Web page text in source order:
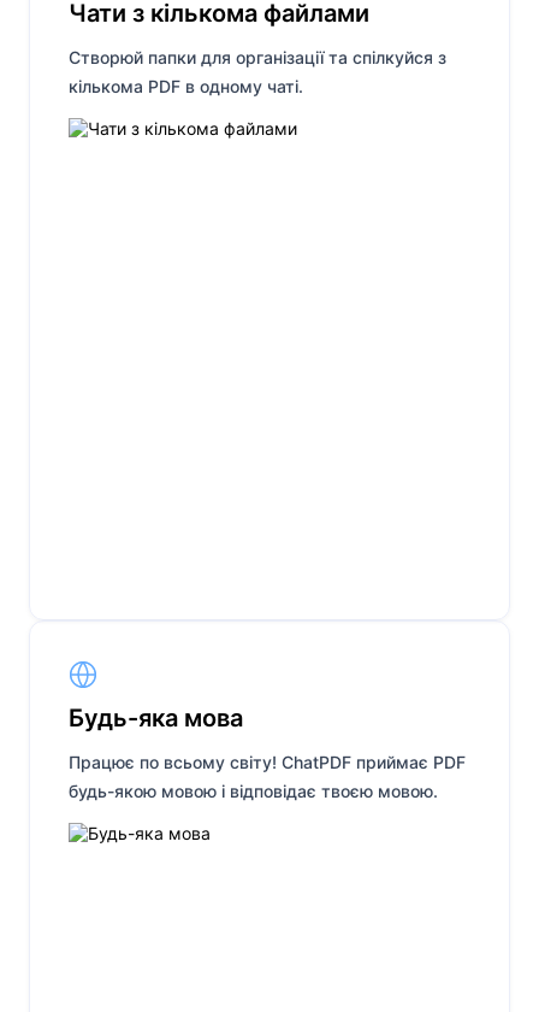
Чати з кількома файлами
Створюй папки для організації та спілкуйся з
кількома PDF в одному чаті.
Будь-яка мова
Працює по всьому світу! ChatPDF приймає PDF
будь-якою мовою і відповідає твоєю мовою.